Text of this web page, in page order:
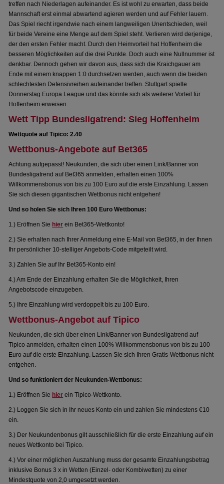
treffen nach Niederlagen aufeinander. Es ist wohl zu erwarten, dass beide
Mannschaft erst einmal abwartend agieren werden und auf Fehler lauern.
Das Spiel riecht irgendwie nach einem langweiligen Unentschieden, weil
für beide Vereine eine Menge auf dem Spiel steht. Verlieren wird derjenige,
der den ersten Fehler macht. Durch den Heimvorteil hat Hoffenheim die
besseren Möglichkeiten auf die drei Punkte. Doch auch eine Nullnummer ist
denkbar. Dennoch gehen wir davon aus, dass sich die Kraichgauer am
Ende mit einem knappen 1:0 durchsetzen werden, auch wenn die beiden
schlechtesten Defensivreihen aufeinander treffen. Stuttgart spielte
Donnerstag Europa League und das könnte sich als weiterer Vorteil für
Hoffenheim erweisen.
Wett Tipp Bundesligatrend: Sieg Hoffenheim
Wettquote auf Tipico: 2.40
Wettbonus-Angebote auf Bet365
Achtung aufgepasst! Neukunden, die sich über einen Link/Banner von
Bundesligatrend auf Bet365 anmelden, erhalten einen 100%
Willkommensbonus von bis zu 100 Euro auf die erste Einzahlung. Lassen
Sie sich diesen gigantischen Wettbonus nicht entgehen!
Und so holen Sie sich Ihren 100 Euro Wettbonus:
1.) Eröffnen Sie hier ein Bet365-Wettkonto!
2.) Sie erhalten nach Ihrer Anmeldung eine E-Mail von Bet365, in der Ihnen
Ihr persönlicher 10-stelliger Angebots-Code mitgeteilt wird.
3.) Zahlen Sie auf Ihr Bet365-Konto ein!
4.) Am Ende der Einzahlung erhalten Sie die Möglichkeit, Ihren
Angebotscode einzugeben.
5.) Ihre Einzahlung wird verdoppelt bis zu 100 Euro.
Wettbonus-Angebot auf Tipico
Neukunden, die sich über einen Link/Banner von Bundesligatrend auf
Tipico anmelden, erhalten einen 100% Willkommensbonus von bis zu 100
Euro auf die erste Einzahlung. Lassen Sie sich Ihren Gratis-Wettbonus nicht
entgehen.
Und so funktioniert der Neukunden-Wettbonus:
1.) Eröffnen Sie hier ein Tipico-Wettkonto.
2.) Loggen Sie sich in Ihr neues Konto ein und zahlen Sie mindestens €10
ein.
3.) Der Neukundenbonus gilt ausschließlich für die erste Einzahlung auf ein
neues Wettkonto bei Tipico.
4.) Vor einer möglichen Auszahlung muss der gesamte Einzahlungsbetrag
inklusive Bonus 3 x in Wetten (Einzel- oder Kombiwetten) zu einer
Mindestquote von 2,0 umgesetzt werden.